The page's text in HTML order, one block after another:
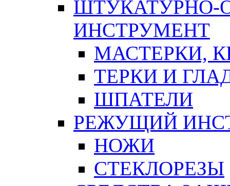
ШТУКАТУРНО-
ИНСТРУМЕНТ
МАСТЕРКИ,
ТЕРКИ И
ШПАТЕЛИ
РЕЖУЩИЙ
НОЖИ
СТЕКЛОРЕЗЫ